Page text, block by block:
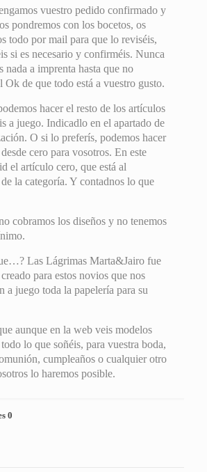
vuestro pedido confirmado y
pondremos con los bocetos, os
todo por mail para que lo reviséis,
si es necesario y confirméis. Nunca
nada a imprenta hasta que no
Ok de que todo está a vuestro gusto.
hacer el resto de los artículos
a juego. Indicadlo en el apartado de
O si lo preferís, podemos hacer
cero para vosotros. En este
el artículo cero, que está al
la categoría. Y contadnos lo que
cobramos los diseños y no tenemos
Las Lágrimas Marta&Jairo fue
para estos novios que nos
a juego toda la papelería para su
aunque en la web veis modelos
lo que soñéis, para vuestra boda,
cumpleaños o cualquier otro
lo haremos posible.
0